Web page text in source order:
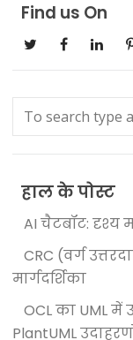
Find us On
हाल के पोस्ट
AI चैटबॉट: दृश्य
CRC (वर्ग
मार्गदर्शिका
OCL का UML में
PlantUML